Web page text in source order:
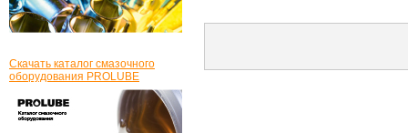
Скачать каталог смазочного
оборудования PROLUBE